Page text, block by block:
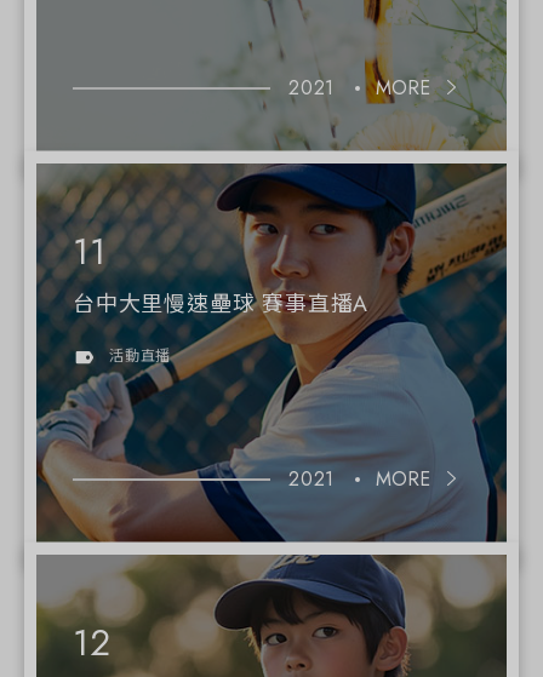
2021 MORE
台中大里慢速壘球 賽事直播A
活動直播
2021 MORE